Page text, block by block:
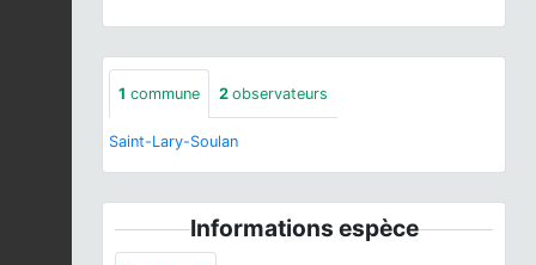
1 commune 2 observateurs
Saint-Lary-Soulan
Informations espèce